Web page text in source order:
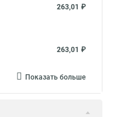
263,01 ₽
263,01 ₽
Показать больше